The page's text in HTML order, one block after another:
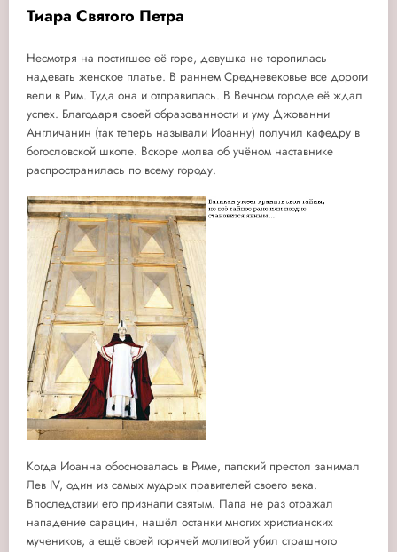
Тиара Святого Петра
Несмотря на постигшее её горе, девушка не торопилась
надевать женское платье. В раннем Средневековье все дороги
вели в Рим. Туда она и отправилась. В Вечном городе её ждал
успех. Благодаря своей образованности и уму Джованни
Англичанин (так теперь называли Иоанну) получил кафедру в
богословской школе. Вскоре молва об учёном наставнике
распространилась по всему городу.
Когда Иоанна обосновалась в Риме, папский престол занимал
Лев IV, один из самых мудрых правителей своего века.
Впоследствии его признали святым. Папа не раз отражал
нападение сарацин, нашёл останки многих христианских
мучеников, а ещё своей горячей молитвой убил страшного